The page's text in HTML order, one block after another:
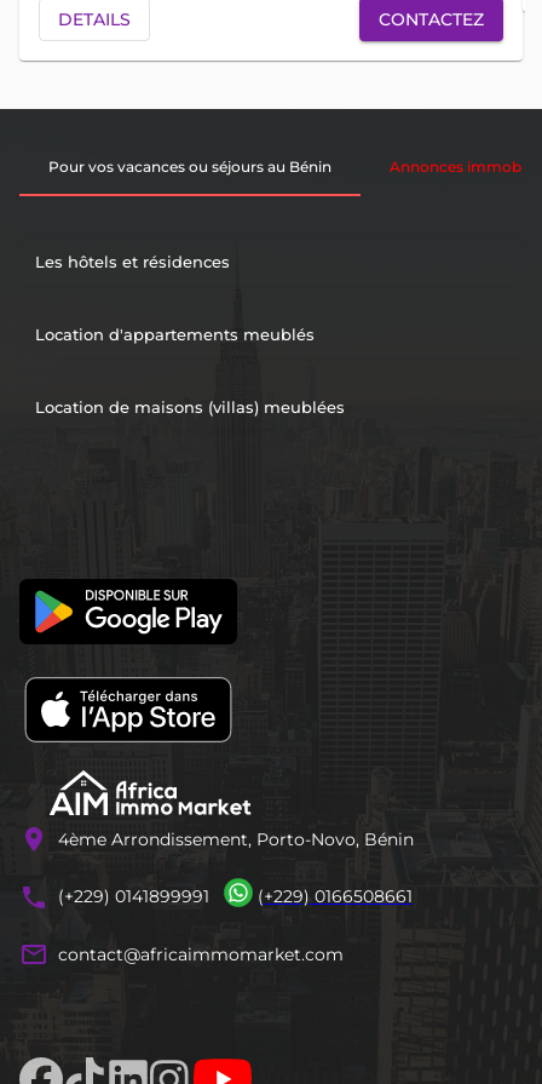
DETAILS CONTACTEZ
Pour vos vacances ou séjours au Bénin Annonces
Les hôtels et résidences
Location d'appartements meublés
Location de maisons (villas) meublées
location_on 4ème Arrondissement, Porto-Novo, Bénin
phones(+229) 0141899991 (+229) 0166508661
mail_outline contact@africaimmomarket.com